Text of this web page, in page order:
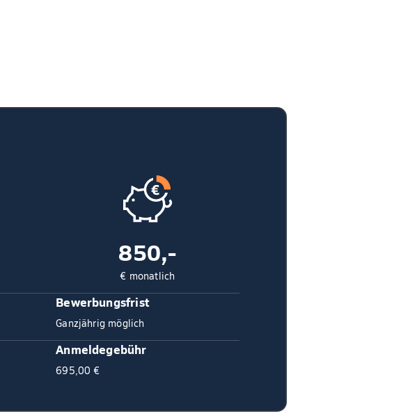
850,-
€ monatlich
Bewerbungsfrist
Ganzjährig möglich
Anmeldegebühr
695,00 €